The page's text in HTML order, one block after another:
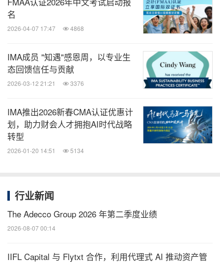
名
2026-04-07 17:47 4868
IMA成员 "知遇"感恩周，以专业生
态回馈信任与贡献
2026-03-12 21:21 3376
IMA推出2026新春CMA认证优惠计
划，助力财会人才拥抱AI时代战略
转型
2026-01-20 14:51 5134
行业新闻
The Adecco Group 2026 年第二季度业绩
2026-08-07 00:14
IIFL Capital 与 Flytxt 合作，利用代理式 AI 推动资产管